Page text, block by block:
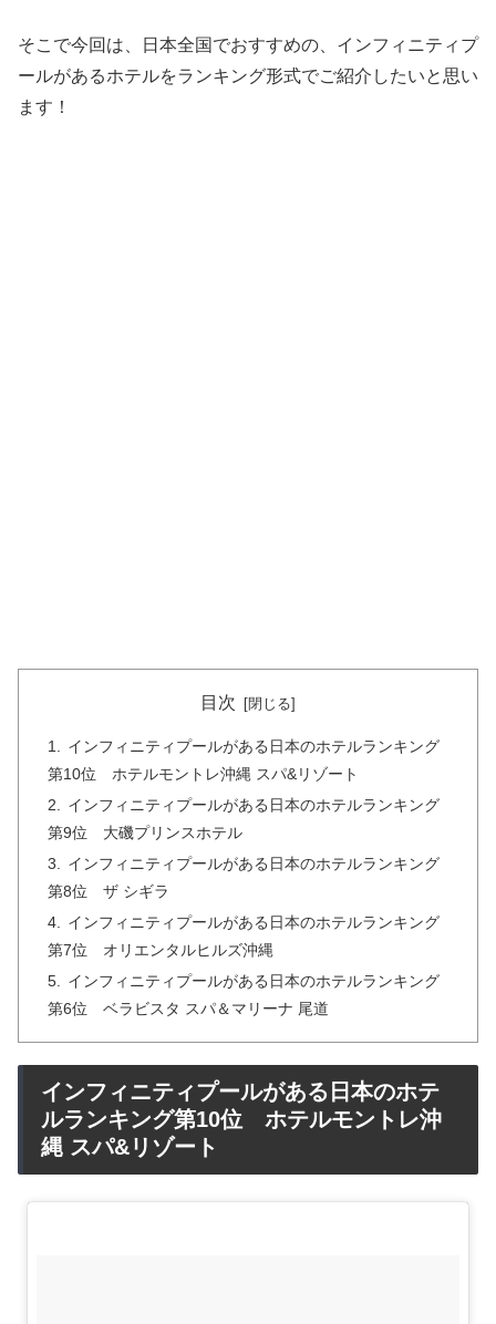
そこで今回は、日本全国でおすすめの、インフィニティプ
ールがあるホテルをランキング形式でご紹介したいと思い
ます！
目次
インフィニティプールがある日本のホテルランキング
第10位 ホテルモントレ沖縄 スパ&リゾート
インフィニティプールがある日本のホテルランキング
第9位 大磯プリンスホテル
インフィニティプールがある日本のホテルランキング
第8位 ザ シギラ
インフィニティプールがある日本のホテルランキング
第7位 オリエンタルヒルズ沖縄
インフィニティプールがある日本のホテルランキング
第6位 ベラビスタ スパ＆マリーナ 尾道
インフィニティプールがある日本のホテ
ルランキング第10位 ホテルモントレ沖
縄 スパ&リゾート